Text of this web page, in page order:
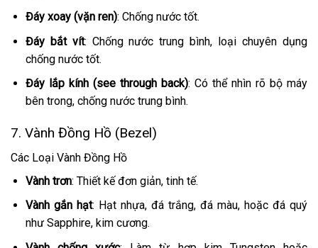
Đáy xoay (vặn ren): Chống nước tốt.
Đáy bắt vít: Chống nước trung bình, loại chuyên dụng
chống nước tốt.
Đáy lắp kính (see through back): Có thể nhìn rõ bộ máy
bên trong, chống nước trung bình.
7. Vành Đồng Hồ (Bezel)
Các Loại Vành Đồng Hồ
Vành trơn: Thiết kế đơn giản, tinh tế.
Vành gắn hạt: Hạt nhựa, đá trắng, đá màu, hoặc đá quý
như Sapphire, kim cương.